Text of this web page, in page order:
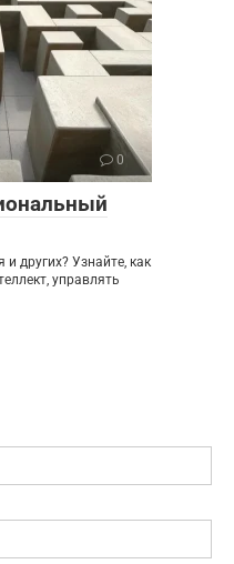
0
других? Узнайте, как
управлять